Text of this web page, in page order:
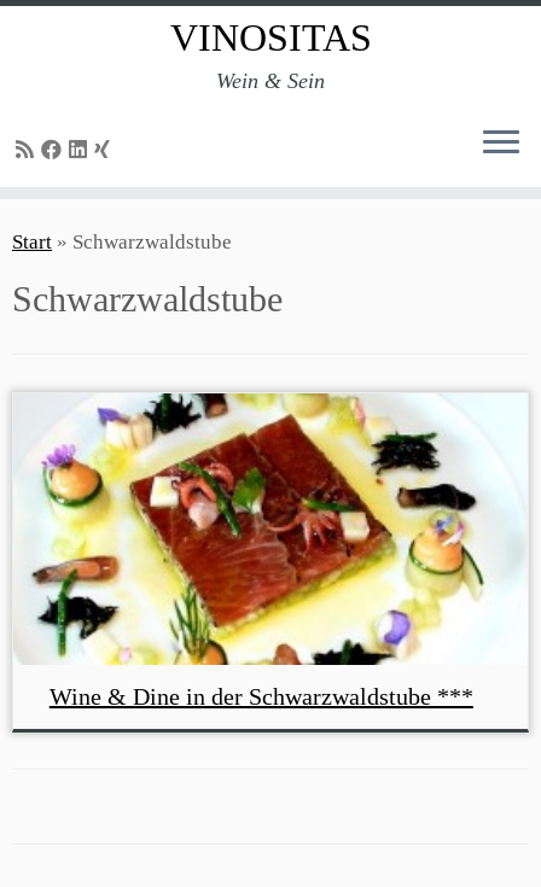
Inhalt
VINOSITAS
Wein & Sein
Start » Schwarzwaldstube
Schwarzwaldstube
Wine & Dine in der Schwarzwaldstube ***